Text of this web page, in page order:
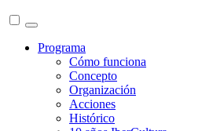
Programa
Cómo funciona
Concepto
Organización
Acciones
Histórico